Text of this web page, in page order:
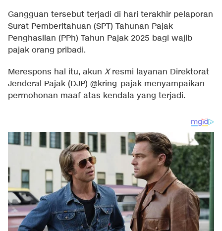
Gangguan tersebut terjadi di hari terakhir pelaporan
Surat Pemberitahuan (SPT) Tahunan Pajak
Penghasilan (PPh) Tahun Pajak 2025 bagi wajib
pajak orang pribadi.
Merespons hal itu, akun Xresmi layanan Direktorat
Jenderal Pajak (DJP) @kring_pajak menyampaikan
permohonan maaf atas kendala yang terjadi.